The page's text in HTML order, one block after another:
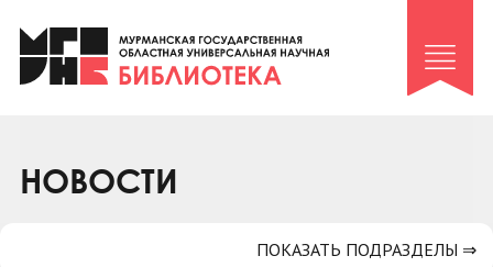
Клуб «Гиря и сельдерей»
Клуб «Семейный архив»
Коллегам
НОВОСТИ
ПОКАЗАТЬ ПОДРАЗДЕЛЫ ⇒